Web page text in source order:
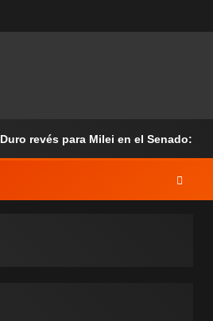
Duro revés para Milei en el Senado: